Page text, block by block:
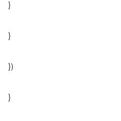
}
}
})
}